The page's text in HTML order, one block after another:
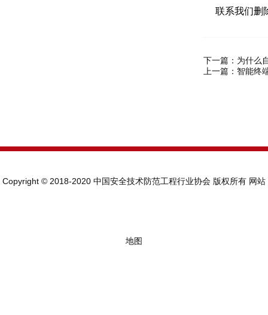
联系我们删
下一篇： 为什么
上一篇： 智能终
Copyright © 2018-2020 中国安全技术防范工程行业协会 版权所有 网站
地图